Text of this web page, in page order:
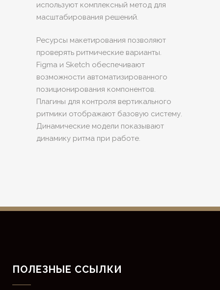
используют комплексный метод для
масштабирования решений.
Ресурсы макетирования позволяют
проверять ритмические варианты.
Figma и Sketch обеспечивают
возможности автоматизированного
позиционирования компонентов.
Плагины для контроля вертикального
ритмики отображают базовую систему.
Динамические модели показывают
динамику ритма при работе.
ПОЛЕЗНЫЕ ССЫЛКИ